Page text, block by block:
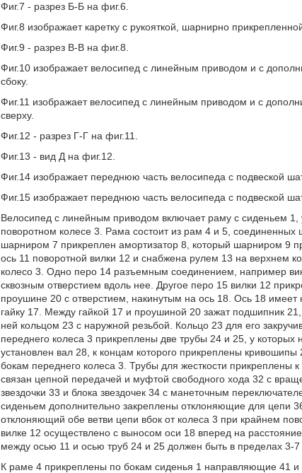
Фиг.7 - разрез Б-Б на фиг.6.
Фиг.8 изображает каретку с рукояткой, шарнирно
Фиг.9 - разрез В-В на фиг.8.
Фиг.10 изображает велосипед с линейным приводом и с
сбоку.
Фиг.11 изображает велосипед с линейным приводом и с
сверху.
Фиг.12 - разрез Г-Г на фиг.11.
Фиг.13 - вид Д на фиг.12.
Фиг.14 изображает переднюю часть велосипеда с подвеской
Фиг.15 изображает переднюю часть велосипеда с подвеской
Велосипед с линейным приводом включает раму с сиденьем
поворотном колесе 3. Рама состоит из рам 4 и 5,
шарниром 7 прикреплен амортизатор 8, который шарниром 9
ось 11 поворотной вилки 12 и снабжена рулем 13 на верхнем
колесо 3. Одно перо 14 разъемным соединением, например
сквозным отверстием вдоль нее. Другое перо 15 вилки 12
проушине 20 с отверстием, накинутым на ось 18. Ось 18
гайку 17. Между гайкой 17 и проушиной 20 зажат подшипник
ней кольцом 23 с наружной резьбой. Кольцо 23 для его
переднего колеса 3 прикреплены две трубы 24 и 25, у
установлен вал 28, к концам которого прикреплены
бокам переднего колеса 3. Трубы для жесткости
связан цепной передачей и муфтой свободного хода 32 с
звездочки 33 и блока звездочек 34 с манеточным
сиденьем дополнительно закреплены отклоняющие для цепи
отклоняющий обе ветви цепи вбок от колеса 3 при крайнем
вилке 12 осуществлено с выносом оси 18 вперед на
между осью 11 и осью труб 24 и 25 должен быть в пределах 3-
К раме 4 прикреплены по бокам сиденья 1 направляющие 41 и